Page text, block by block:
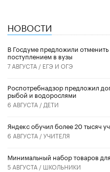
НОВОСТИ
В Госдуме предложили
поступлением в вузы
7 АВГУСТА / ЕГЭ И ОГЭ
Роспотребнадзор предложил
рыбой и водорослями
6 АВГУСТА / ДЕТИ
​Яндекс обучил более 20 тысяч
6 АВГУСТА /УЧИТЕЛЯ
Минимальный набор товаров
5 АВГУСТА / ШКОЛЬНИКИ